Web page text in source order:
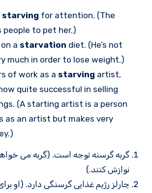
starving for attention. (The
to pet her.)
a starvation diet. (He’s not
much in order to lose weight.)
of work as a starving artist,
quite successful in selling
(A starting artist is a person
as an artist but makes very
گربه گرسنه توجه است. (گربه می
نوازش کنند.)
چارلز رژیم غذایی گرسنگی دارد. (او